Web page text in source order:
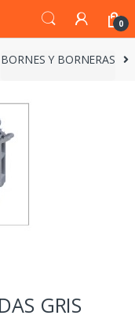
0
BORNES Y BORNERAS
GRIS